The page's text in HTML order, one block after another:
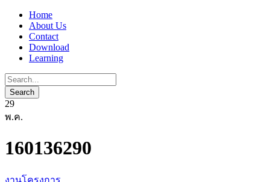
Home
About Us
Contact
Download
Learning
29
พ.ค.
160136290
งานโครงการ